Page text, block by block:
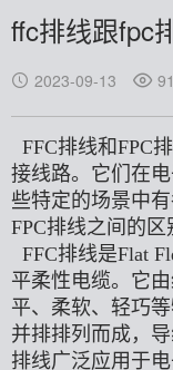
ffc排线跟fpc
2023-09-13
FFC排线和FPC
接线路。它们在
些特定的场景中
FPC排线之间的区
FFC排线是Flat
平柔性电缆。它
平、柔软、轻巧
并排排列而成，
排线广泛应用于